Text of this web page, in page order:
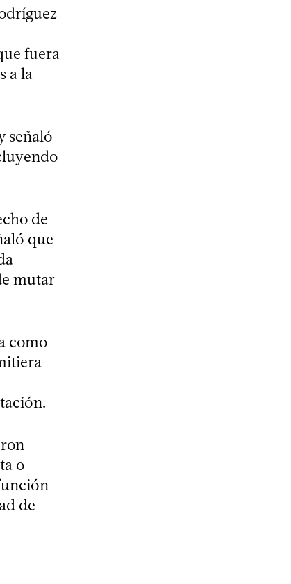
fuera
a la
señaló
de
que
mutar
como
o
de